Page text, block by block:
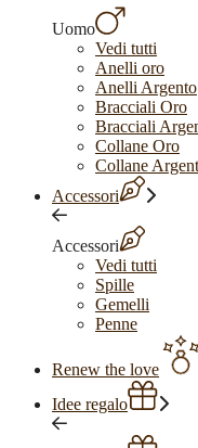
Uomo
Vedi tutti
Anelli oro
Anelli Argento
Bracciali Oro
Bracciali
Collane Oro
Collane
Accessori
Accessori
Vedi tutti
Spille
Gemelli
Penne
Renew the love
Idee regalo